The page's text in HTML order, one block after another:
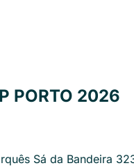
PORTO 2026
Sá da Bandeira